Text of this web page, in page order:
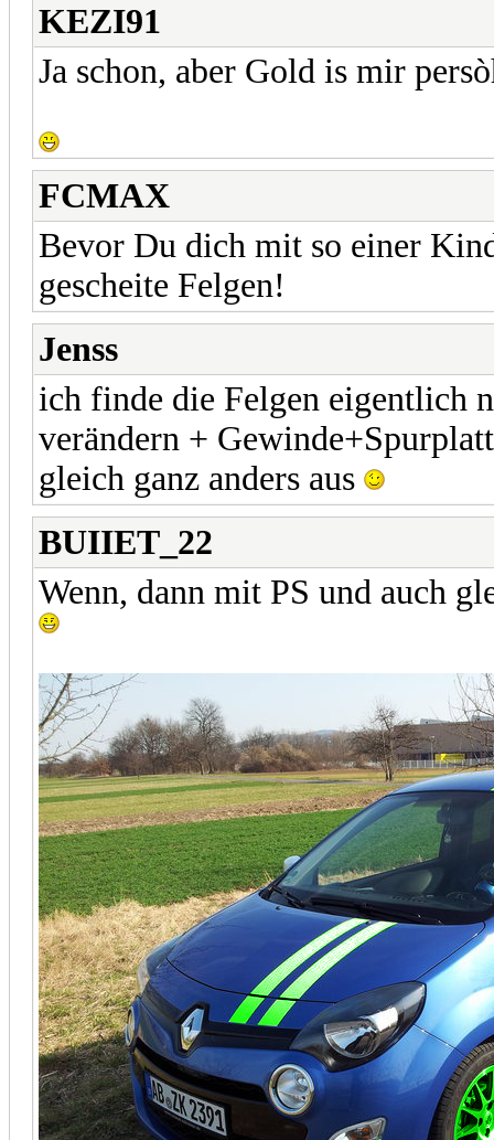
KEZI91
Ja schon, aber Gold is mir
FCMAX
Bevor Du dich mit so einer
gescheite Felgen!
Jenss
ich finde die Felgen eigentlich
verändern +
gleich ganz anders aus
BUIIET_22
Wenn, dann mit PS und auch